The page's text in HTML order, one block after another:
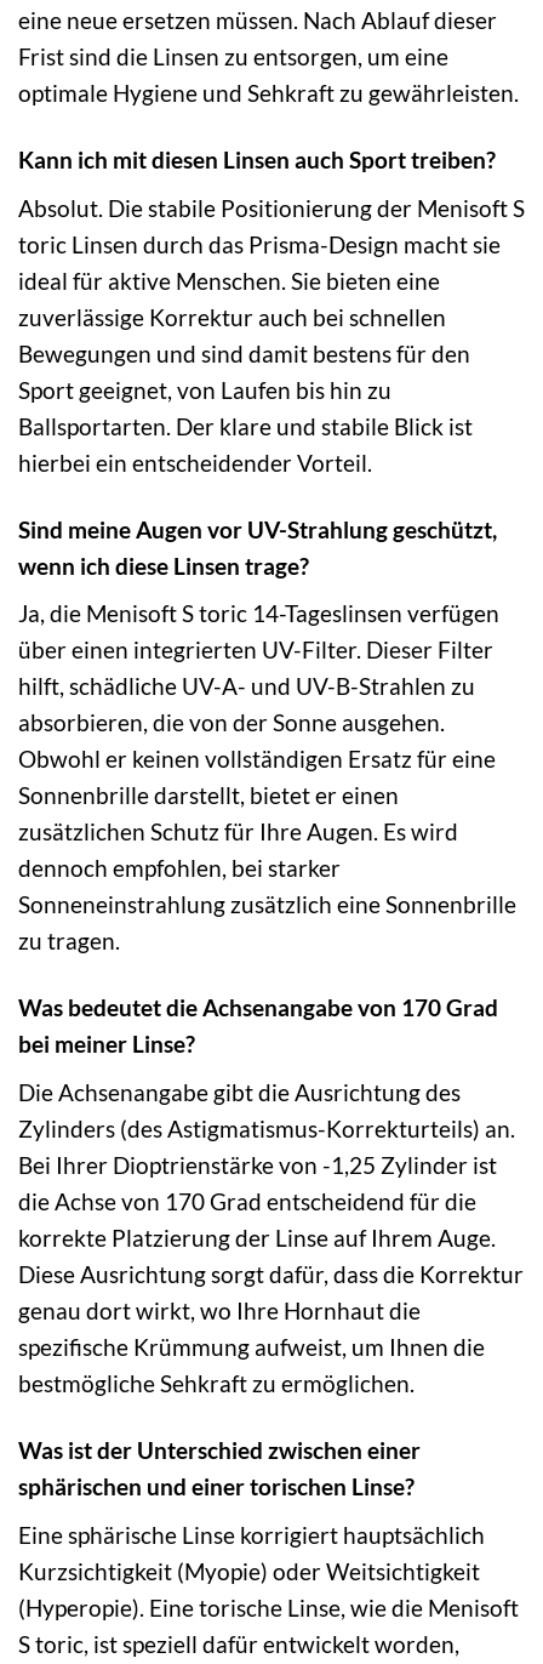
eine neue ersetzen müssen. Nach Ablauf dieser
Frist sind die Linsen zu entsorgen, um eine
optimale Hygiene und Sehkraft zu gewährleisten.
Kann ich mit diesen Linsen auch Sport treiben?
Absolut. Die stabile Positionierung der Menisoft S
toric Linsen durch das Prisma-Design macht sie
ideal für aktive Menschen. Sie bieten eine
zuverlässige Korrektur auch bei schnellen
Bewegungen und sind damit bestens für den
Sport geeignet, von Laufen bis hin zu
Ballsportarten. Der klare und stabile Blick ist
hierbei ein entscheidender Vorteil.
Sind meine Augen vor UV-Strahlung geschützt,
wenn ich diese Linsen trage?
Ja, die Menisoft S toric 14-Tageslinsen verfügen
über einen integrierten UV-Filter. Dieser Filter
hilft, schädliche UV-A- und UV-B-Strahlen zu
absorbieren, die von der Sonne ausgehen.
Obwohl er keinen vollständigen Ersatz für eine
Sonnenbrille darstellt, bietet er einen
zusätzlichen Schutz für Ihre Augen. Es wird
dennoch empfohlen, bei starker
Sonneneinstrahlung zusätzlich eine Sonnenbrille
zu tragen.
Was bedeutet die Achsenangabe von 170 Grad
bei meiner Linse?
Die Achsenangabe gibt die Ausrichtung des
Zylinders (des Astigmatismus-Korrekturteils) an.
Bei Ihrer Dioptrienstärke von -1,25 Zylinder ist
die Achse von 170 Grad entscheidend für die
korrekte Platzierung der Linse auf Ihrem Auge.
Diese Ausrichtung sorgt dafür, dass die Korrektur
genau dort wirkt, wo Ihre Hornhaut die
spezifische Krümmung aufweist, um Ihnen die
bestmögliche Sehkraft zu ermöglichen.
Was ist der Unterschied zwischen einer
sphärischen und einer torischen Linse?
Eine sphärische Linse korrigiert hauptsächlich
Kurzsichtigkeit (Myopie) oder Weitsichtigkeit
(Hyperopie). Eine torische Linse, wie die Menisoft
S toric, ist speziell dafür entwickelt worden,